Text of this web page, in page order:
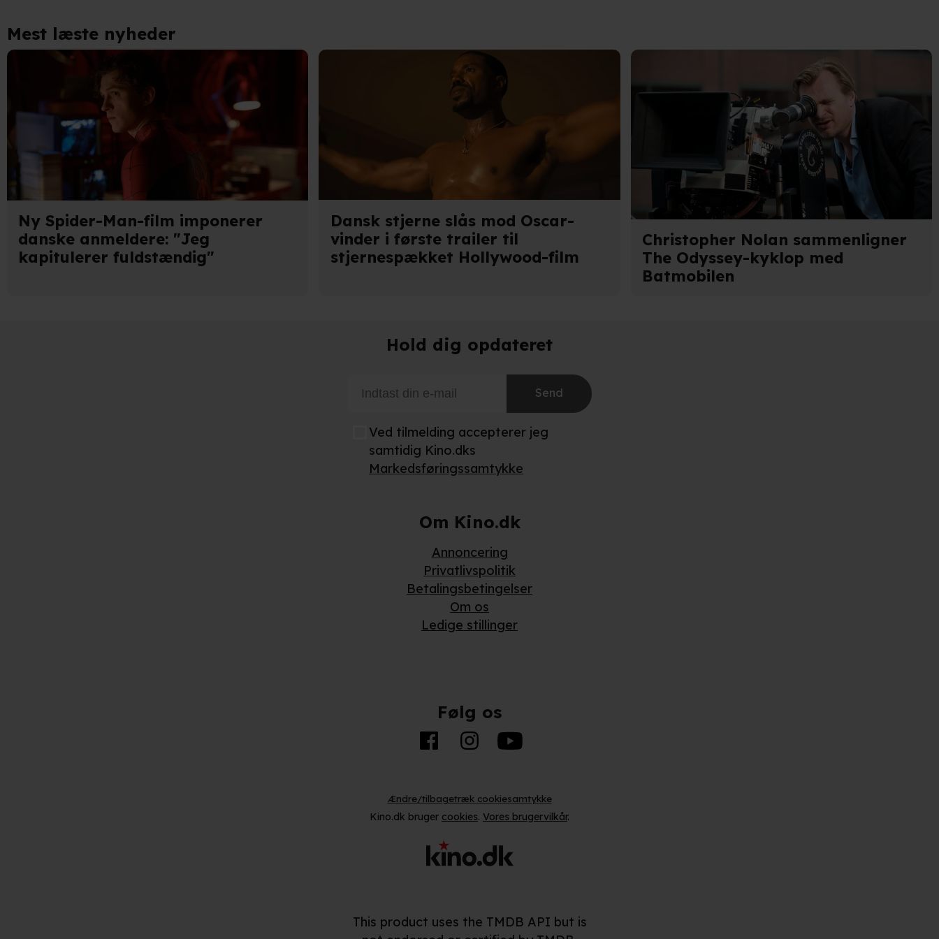
Du kan altid trække dit samtykke tilbage eller ændre indstillinger fra vores "Cookiedeklaration". Dine valg anvendes på
hele websitet.
Vi bruger egne cookies og cookies fra tredjeparter til at optimere dit besøg på vores hjemmeside. Det gør vi for at sikre
funktionalitet, generere statistik, huske dine præferencer og til markedsføring.
Når vi anvender cookies, behandler vi kortvarigt din IP-adresse. IP-adressen kan blive delt med vores partnere.
Du kan
læse mere om vores brug af cookies og behandling af dine personoplysninger i både vores
Mest læste nyheder
Ny Spider-Man-film imponerer
danske anmeldere: "Jeg
kapitulerer fuldstændig"
Dansk stjerne slås mod Oscar-
vinder i første trailer til
stjernespækket Hollywood-film
Christopher Nolan sammenligner
The Odyssey-kyklop med
Batmobilen
Hold dig opdateret
Send
Ved tilmelding accepterer jeg
samtidig Kino.dks
Markedsføringssamtykke
Om Kino.dk
Annoncering
Privatlivspolitik
Betalingsbetingelser
Om os
Ledige stillinger
Følg os
Ændre/tilbagetræk cookiesamtykke
Kino.dk bruger cookies. Vores brugervilkår.
This product uses the TMDB API but is